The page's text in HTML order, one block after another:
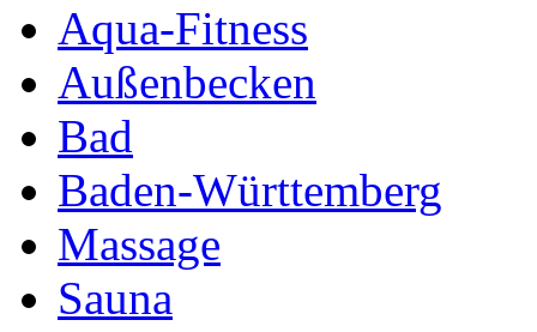
Aqua-Fitness
Außenbecken
Bad
Baden-Württemberg
Massage
Sauna